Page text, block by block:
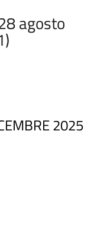
agosto
2025